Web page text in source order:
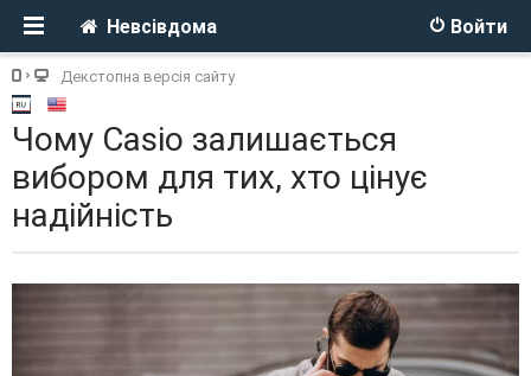
Войти
Невсівдома
Декстопна версія сайту
Чому Casio залишається
вибором для тих, хто цінує
надійність